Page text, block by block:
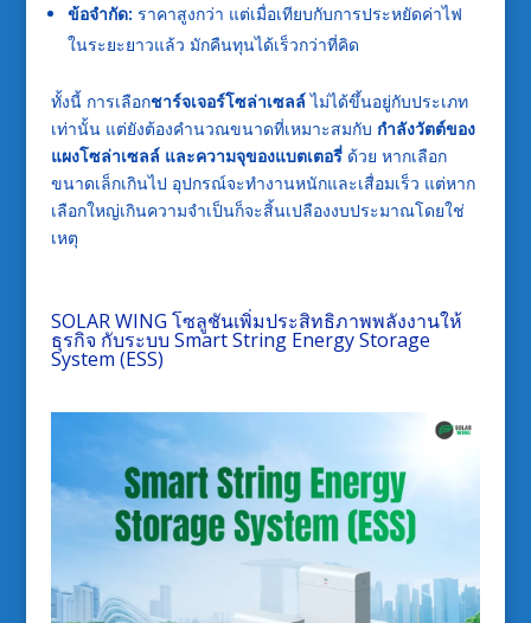
ข้อจำกัด: ราคาสูงกว่า แต่เมื่อเทียบกับการประหยัดค่าไฟ
ในระยะยาวแล้ว มักคืนทุนได้เร็วกว่าที่คิด
ทั้งนี้ การเลือกชาร์จเจอร์โซล่าเซลล์ไม่ได้ขึ้นอยู่กับประเภท
เท่านั้น แต่ยังต้องคำนวณขนาดที่เหมาะสมกับ กำลังวัตต์ของ
แผงโซล่าเซลล์ และความจุของแบตเตอรี่ด้วย หากเลือก
ขนาดเล็กเกินไป อุปกรณ์จะทำงานหนักและเสื่อมเร็ว แต่หาก
เลือกใหญ่เกินความจำเป็นก็จะสิ้นเปลืองงบประมาณโดยใช่
เหตุ
SOLAR WING โซลูชันเพิ่มประสิทธิภาพพลังงานให้
ธุรกิจ กับระบบ Smart String Energy Storage
System (ESS)